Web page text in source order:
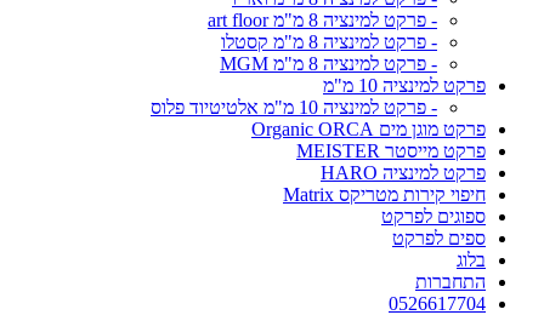
- פרקט למינציה 8 מ"מ art floor
- פרקט למינציה 8 מ"מ קסטלו
- פרקט למינציה 8 מ"מ MGM
פרקט למינציה 10 מ"מ
- פרקט למינציה 10 מ"מ אלטיטיוד פלוס
פרקט מוגן מים Organic ORCA
פרקט מייסטר MEISTER
פרקט למינציה HARO
חיפוי קירות מטריקס Matrix
ספוגים לפרקט
ספים לפרקט
בלוג
התחברות
0526617704